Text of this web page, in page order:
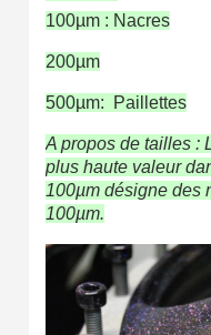
100µm : Nacres
200µm
500µm: Paillettes
A propos de tailles :
plus haute valeur
100µm désigne des
100µm.